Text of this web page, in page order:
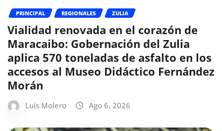
PRINCIPAL REGIONALES ZULIA
Vialidad renovada en el corazón de
Maracaibo: Gobernación del Zulia
aplica 570 toneladas de asfalto en los
accesos al Museo Didáctico Fernández
Morán
Luis Molero Ago 6, 2026